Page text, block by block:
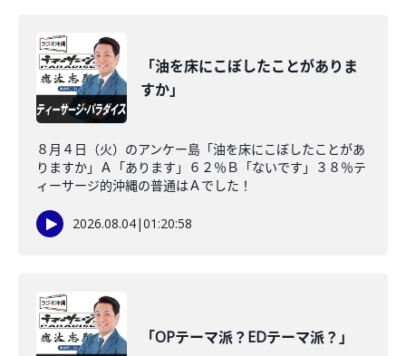
「油を床にこぼしたことがありま
すか」
８月４日（火）のアンケー島「油を床にこぼしたことがあ
りますか」Ａ「あります」６２％Ｂ「ないです」３８％テ
ィーサージ的沖縄の普通はＡでした！
2026.08.04|01:20:58
「OPテーマ派？EDテーマ派？」